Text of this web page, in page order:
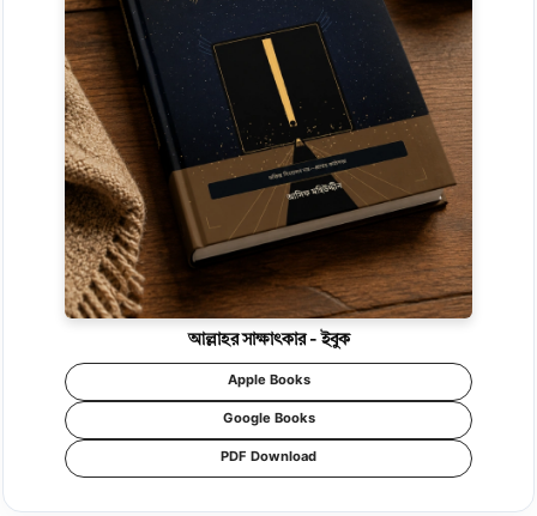
আল্লাহর সাক্ষাৎকার - ইবুক
Apple Books
Google Books
PDF Download